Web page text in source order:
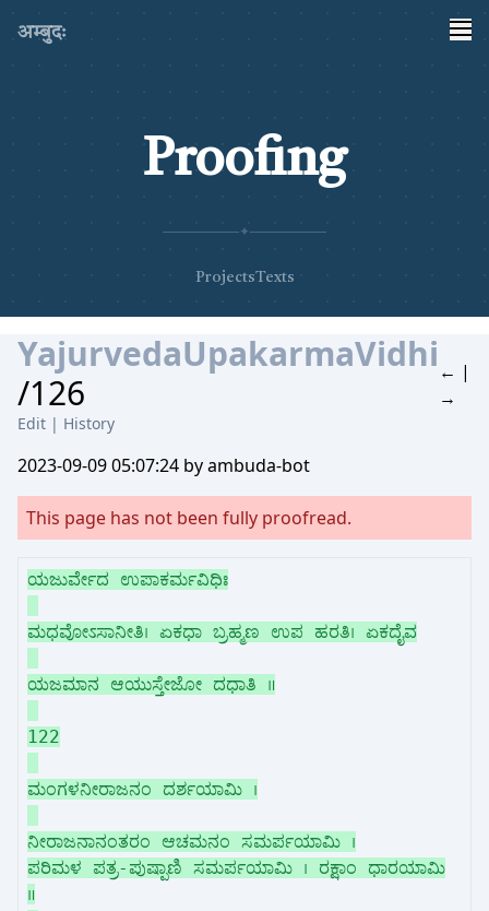
अम्बुदः
Proofing
✦
ProjectsTexts
YajurvedaUpakarmaVidhi
/126
Edit | History
← |
→
2023-09-09 05:07:24 by ambuda-bot
This page has not been fully proofread.
ಯಜುರ್ವೇದ ಉಪಾಕರ್ಮವಿಧಿಃ
ಮಧವೋಽಸಾನೀತಿ। ಏಕಧಾ ಬ್ರಹ್ಮಣ ಉಪ ಹರತಿ। ಏಕದೈವ
ಯಜಮಾನ ಆಯುಸ್ತೇಜೋ ದಧಾತಿ ॥
122
ಮಂಗಳನೀರಾಜನಂ ದರ್ಶಯಾಮಿ ।
ನೀರಾಜನಾನಂತರಂ ಆಚಮನಂ ಸಮರ್ಪಯಾಮಿ ।
ಪರಿಮಳ ಪತ್ರ-ಪುಷ್ಪಾಣಿ ಸಮರ್ಪಯಾಮಿ । ರಕ್ಷಾಂ ಧಾರಯಾಮಿ
॥